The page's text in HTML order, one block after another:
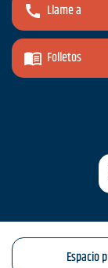
Llame a
Folletos
Espacio